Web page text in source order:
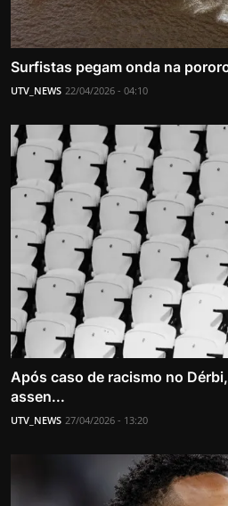
Surfistas pegam onda na
UTV_NEWS 22/04/2026 - 04:10
Após caso de racismo no
assen...
UTV_NEWS 27/04/2026 - 13:20